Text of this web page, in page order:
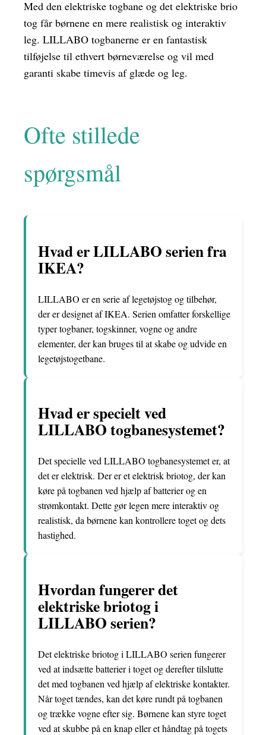
Med den elektriske togbane og det elektriske brio
tog får børnene en mere realistisk og interaktiv
leg. LILLABO togbanerne er en fantastisk
tilføjelse til ethvert børneværelse og vil med
garanti skabe timevis af glæde og leg.
Ofte stillede
spørgsmål
Hvad er LILLABO serien fra
IKEA?
LILLABO er en serie af legetøjstog og tilbehør,
der er designet af IKEA. Serien omfatter forskellige
typer togbaner, togskinner, vogne og andre
elementer, der kan bruges til at skabe og udvide en
legetøjstogetbane.
Hvad er specielt ved
LILLABO togbanesystemet?
Det specielle ved LILLABO togbanesystemet er, at
det er elektrisk. Der er et elektrisk briotog, der kan
køre på togbanen ved hjælp af batterier og en
strømkontakt. Dette gør legen mere interaktiv og
realistisk, da børnene kan kontrollere toget og dets
hastighed.
Hvordan fungerer det
elektriske briotog i
LILLABO serien?
Det elektriske briotog i LILLABO serien fungerer
ved at indsætte batterier i toget og derefter tilslutte
det med togbanen ved hjælp af elektriske kontakter.
Når toget tændes, kan det køre rundt på togbanen
og trække vogne efter sig. Børnene kan styre toget
ved at skubbe på en knap eller et håndtag på togets